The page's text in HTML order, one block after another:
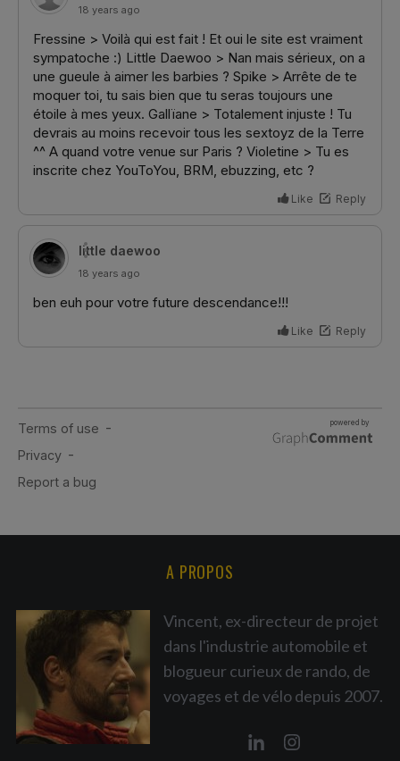
A PROPOS
Vincent, ex-directeur de projet
dans l'industrie automobile et
blogueur curieux de rando, de
voyages et de vélo depuis 2007.